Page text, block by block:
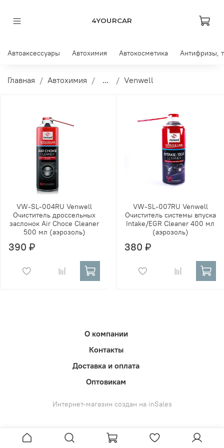
4YOURCAR
Автоаксессуары Автохимия Автокосметика Антифризы,
Главная Автохимия ... Venwell
VW-SL-004RU Venwell
Очиститель дроссельных
заслонок Air Choce Cleaner
500 мл (аэрозоль)
390 ₽
VW-SL-007RU Venwell
Очиститель системы впуска
Intake/EGR Cleaner 400 мл
(аэрозоль)
380 ₽
О компании
Контакты
Доставка и оплата
Оптовикам
Интернет-магазин создан на inSales